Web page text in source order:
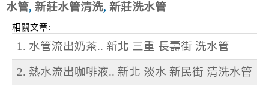
水管, 新莊水管清洗, 新莊洗水管
相關文章:
1. 水管流出奶茶.. 新北 三重 長壽街 洗水管
2. 熱水流出咖啡液.. 新北 淡水 新民街 清洗水管